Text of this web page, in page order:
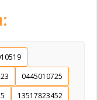
0445010725
13517823452